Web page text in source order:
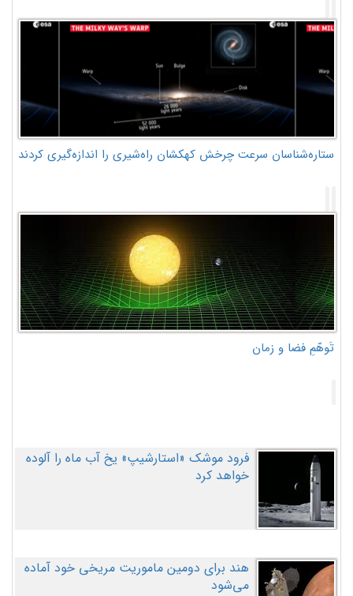
ستاره‌شناسان سرعت چرخش کهکشان راه‌شیری را اندازه‌گیری کردند
تَوهّمِ فضا و زمان
فرود موشک «استارشیپ» یخ آب ماه را آلوده
خواهد کرد
هند برای دومین ماموریت مریخی خود آماده
می‌شود